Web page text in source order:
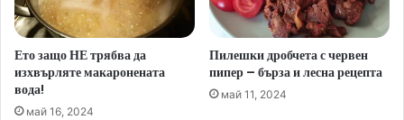
Ето защо НЕ трябва да
изхвърляте макаронената
вода!
май 16, 2024
Пилешки дробчета с червен
пипер – бърза и лесна рецепта
май 11, 2024